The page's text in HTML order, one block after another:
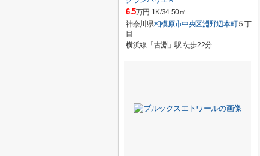
6.5万円 1K/34.50㎡
神奈川県相模原市中央区淵野辺本町５丁
目
横浜線「古淵」駅 徒歩22分